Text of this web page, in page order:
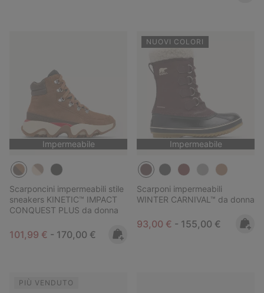
Impermeabile
Scarponcini impermeabili stile
sneakers KINETIC™ IMPACT
CONQUEST PLUS da donna
Minimum sale price:
101,99 € - Maximum price:
170,00 €
NUOVI COLORI
Impermeabile
Scarponi impermeabili
WINTER CARNIVAL™ da donna
Minimum sale price:
93,00 € - Maximum price:
155,00 €
PIÙ VENDUTO